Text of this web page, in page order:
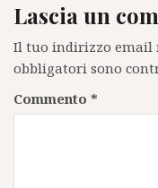
Lascia un
Il tuo indirizzo email
obbligatori sono
Commento *